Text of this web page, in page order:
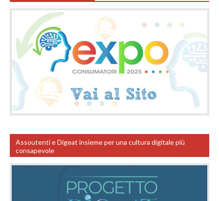
Assoutenti e Digeat insieme per una cultura digitale più
consapevole